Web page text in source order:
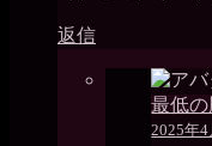
返信
最低
2025年4